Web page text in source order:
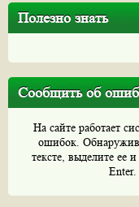
Полезно знать
Сообщить об
На сайте работает
ошибок. Обнаружив
тексте, выделите ее
Enter.